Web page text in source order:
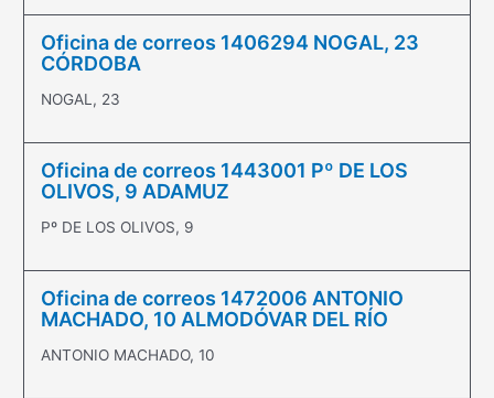
Oficina de correos 1406294 NOGAL, 23
CÓRDOBA
NOGAL, 23
Oficina de correos 1443001 Pº DE LOS
OLIVOS, 9 ADAMUZ
Pº DE LOS OLIVOS, 9
Oficina de correos 1472006 ANTONIO
MACHADO, 10 ALMODÓVAR DEL RÍO
ANTONIO MACHADO, 10